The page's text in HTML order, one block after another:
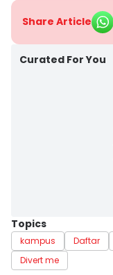
Share Article
Curated For You
Topics
kampus Daftar
Divert me